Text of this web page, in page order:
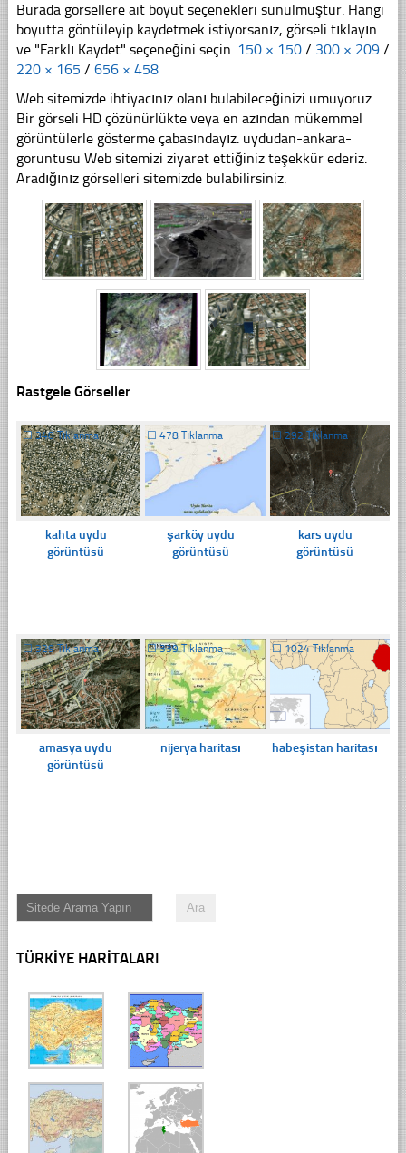
Burada görsellere ait boyut seçenekleri sunulmuştur. Hangi
boyutta göntüleyip kaydetmek istiyorsanız, görseli tıklayın
ve "Farklı Kaydet" seçeneğini seçin. 150 × 150 / 300 × 209 /
220 × 165 / 656 × 458
Web sitemizde ihtiyacınız olanı bulabileceğinizi umuyoruz.
Bir görseli HD çözünürlükte veya en azından mükemmel
görüntülerle gösterme çabasındayız. uydudan-ankara-
goruntusu Web sitemizi ziyaret ettiğiniz teşekkür ederiz.
Aradığınız görselleri sitemizde bulabilirsiniz.
Rastgele Görseller
☐348 Tıklanma
kahta uydu
görüntüsü
☐478 Tıklanma
şarköy uydu
görüntüsü
☐292 Tıklanma
kars uydu
görüntüsü
☐329 Tıklanma
amasya uydu
görüntüsü
☐339 Tıklanma
nijerya haritası
☐ 1024 Tıklanma
habeşistan haritası
TÜRKIYE HARITALARI